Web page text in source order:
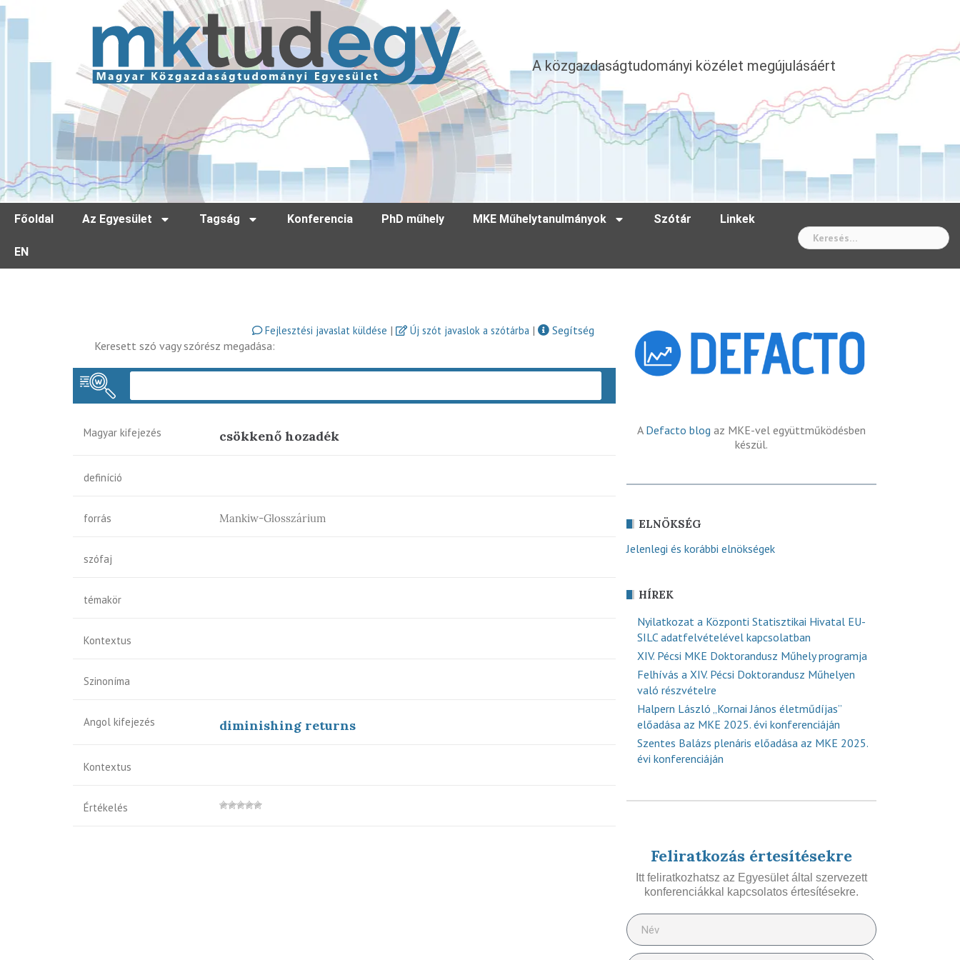
A közgazdaságtudományi közélet megújulásáért
Főoldal Az Egyesület Tagság Konferencia PhD műhely MKE Műhelytanulmányok Szótár Linkek
EN
Fejlesztési javaslat küldése | Új szót javaslok a szótárba |
Segítség
Keresett szó vagy szórész megadása:
Magyar kifejezés csökkenő hozadék
definíció
forrás Mankiw-Glosszárium
szófaj
témakör
Kontextus
Szinoníma
Angol kifejezés diminishing returns
Kontextus
Értékelés
A Defacto blog az MKE-vel együttműködésben
készül.
ELNÖKSÉG
Jelenlegi és korábbi elnökségek
HÍREK
Nyilatkozat a Központi Statisztikai Hivatal EU-
SILC adatfelvételével kapcsolatban
XIV. Pécsi MKE Doktorandusz Műhely programja
Felhívás a XIV. Pécsi Doktorandusz Műhelyen
való részvételre
Halpern László „Kornai János életműdíjas”
előadása az MKE 2025. évi konferenciáján
Szentes Balázs plenáris előadása az MKE 2025.
évi konferenciáján
Feliratkozás értesítésekre
Itt feliratkozhatsz az Egyesület által szervezett
konferenciákkal kapcsolatos értesítésekre.